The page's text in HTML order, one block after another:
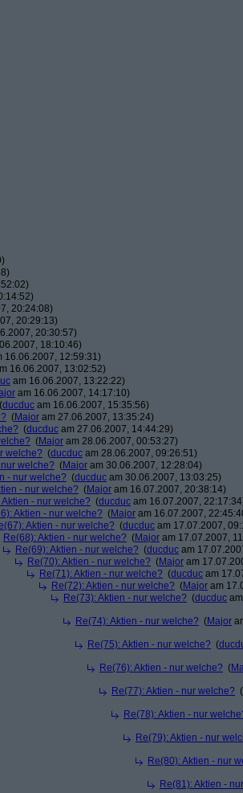
20:24:08)
20:29:13)
20:30:57)
18:10:46)
16.06.2007, 12:59:31)
16.06.2007, 13:02:52)
am 16.06.2007, 13:22:22)
am 16.06.2007, 14:17:10)
(ducduc am 16.06.2007, 15:35:56)
(Major am 27.06.2007, 13:35:24)
(ducduc am 27.06.2007, 14:44:29)
(Major am 28.06.2007, 00:53:27)
welche? (ducduc am 28.06.2007, 09:26:51)
welche? (Major am 30.06.2007, 12:28:04)
- nur welche? (ducduc am 30.06.2007, 13:03:25)
- nur welche? (Major am 16.07.2007, 20:38:14)
Aktien - nur welche? (ducduc am 16.07.2007,
Aktien - nur welche? (Major am 16.07.2007,
Aktien - nur welche? (ducduc am 17.07.2007,
Re(68): Aktien - nur welche? (Major am 17.07.2007,
Re(69): Aktien - nur welche? (ducduc am
Re(70): Aktien - nur welche? (Major am
Re(71): Aktien - nur welche? (ducduc am
Re(72): Aktien - nur welche? (Major am
Re(73): Aktien - nur welche? (ducduc
Re(74): Aktien - nur welche? (Major
Re(75): Aktien - nur welche? (
Re(76): Aktien - nur welche? (
Re(77): Aktien - nur welche? (
Re(78): Aktien - nur
Re(79): Aktien - nur
Re(80): Aktien - nur
Re(81): Aktien -